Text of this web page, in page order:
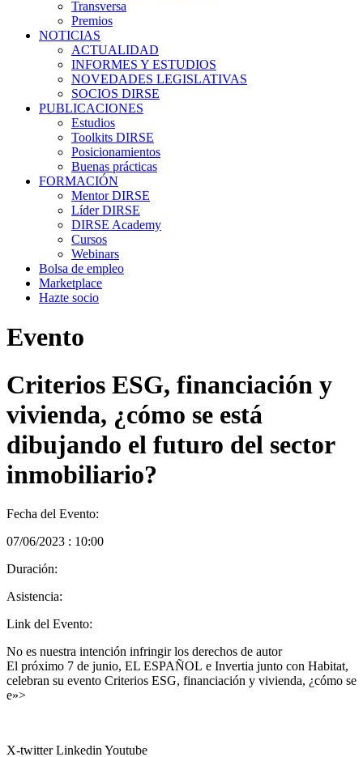
Transversa
Premios
NOTICIAS
ACTUALIDAD
INFORMES Y ESTUDIOS
NOVEDADES LEGISLATIVAS
SOCIOS DIRSE
PUBLICACIONES
Estudios
Toolkits DIRSE
Posicionamientos
Buenas prácticas
FORMACIÓN
Mentor DIRSE
Líder DIRSE
DIRSE Academy
Cursos
Webinars
Bolsa de empleo
Marketplace
Hazte socio
Evento
Criterios ESG, financiación y
vivienda, ¿cómo se está
dibujando el futuro del sector
inmobiliario?
Fecha del Evento:
07/06/2023 : 10:00
Duración:
Asistencia:
Link del Evento:
No es nuestra intención infringir los derechos de autor
El próximo 7 de junio, EL ESPAÑOL e Invertia junto con Habitat,
celebran su evento Criterios ESG, financiación y vivienda, ¿cómo se
e»>
X-twitter Linkedin Youtube